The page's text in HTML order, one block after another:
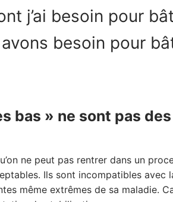
j’ai besoin pour
besoin pour
bas » ne sont pas des
ne peut pas rentrer dans un
Ils sont incompatibles avec
même extrêmes de sa maladie.